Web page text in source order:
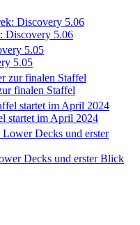
Discovery 5.06
5.05
finalen Staffel
startet im April 2024
Decks und erster Blick